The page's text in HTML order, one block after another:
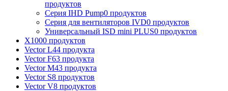
продуктов
Серия IHD Pump0 продуктов
Серия для вентиляторов IVD0 продуктов
Универсальный ISD mini PLUS0 продуктов
X1000 продуктов
Vector L44 продукта
Vector F63 продукта
Vector M43 продукта
Vector S8 продуктов
Vector V8 продуктов